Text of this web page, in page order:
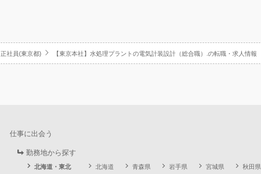
正社員(東京都) 【東京本社】水処理プラントの電気計装設計（総合職）.の転職・求人情報
仕事に出会う
勤務地から探す
北海道・東北 北海道 青森県 岩手県 宮城県 秋田県